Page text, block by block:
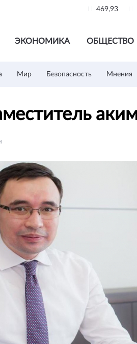
469,93
ЭКОНОМИКА ОБЩЕСТВО
Мир Безопасность Мнения